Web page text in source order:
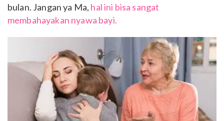
bulan. Jangan ya Ma, hal ini bisa sangat
membahayakan nyawa bayi.